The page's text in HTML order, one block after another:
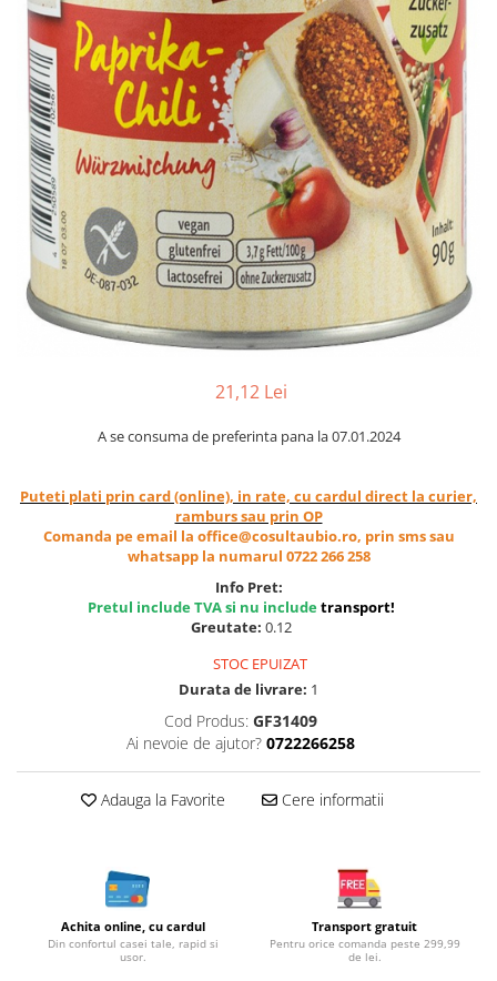
Ceai vrac
Ceaiuri diverse si accesorii
Bauturi
Apa
Sucuri
Vinuri, bere si alte bauturi
Siropuri naturale
Energizante
Carbogazoase
Siropuri Bio
Cacao si inlocuitori
Seminte bio pentru germinat
Fructe si legume Bio
Cereale, fulgi din cereale, mic
dejun
Orez, Faina si Premixuri
Pudre si prafuri
Supe
Conserve, Pateuri, creme
Leguminoase si seminte
Fermenti si gelifianti
Produse din soia
Sare si inlocuitori
21,12 Lei
A se consuma de preferinta pana la 07.01.2024
Puteti plati prin card (online), in rate, cu cardul direct la curier,
ramburs sau prin OP
Comanda pe email la office@cosultaubio.ro, prin sms sau
whatsapp la numarul 0722 266 258
Info Pret:
Pretul include TVA si nu includetransport!
Greutate: 0.12
STOC EPUIZAT
Durata de livrare: 1
Cod Produs: GF31409
Ai nevoie de ajutor? 0722266258
Adauga la Favorite Cere informatii
Achita online, cu cardul
Din confortul casei tale, rapid si
usor.
Transport gratuit
Pentru orice comanda peste 299,99
de lei.